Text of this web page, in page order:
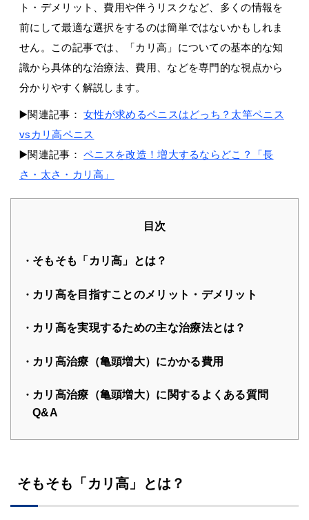
ト・デメリット、費用や伴うリスクなど、多くの情報を
前にして最適な選択をするのは簡単ではないかもしれま
せん。この記事では、「カリ高」についての基本的な知
識から具体的な治療法、費用、などを専門的な視点から
分かりやすく 解説します。
▶️関連記事：女性が求めるペニスはどっち？太竿ペニス
vsカリ高ペニス
▶️関連記事：ペニスを改造！増大するならどこ？「長
さ・太さ・カリ高」
目次
そもそも「カリ高」とは？
カリ高を目指すことのメリット・デメリット
カリ高を実現するための主な治療法とは？
カリ高治療（亀頭増大）にかかる費用
カリ高治療（亀頭増大）に関するよくある質問
Q&A
そもそも「カリ高」とは？